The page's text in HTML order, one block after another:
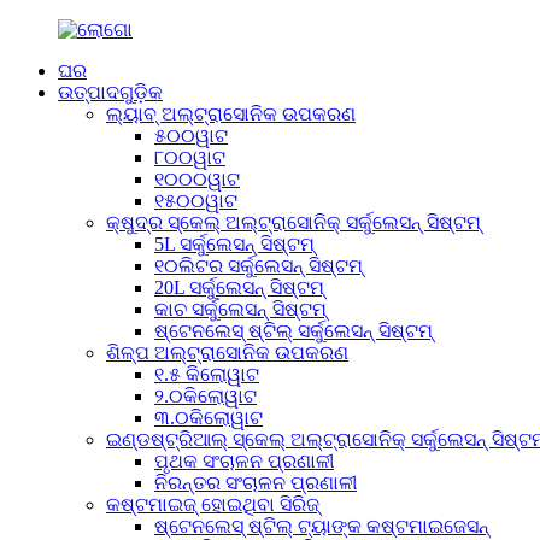
ଘର
ଉତ୍ପାଦଗୁଡ଼ିକ
ଲ୍ୟାବ୍ ଅଲ୍ଟ୍ରାସୋନିକ ଉପକରଣ
୫୦୦ୱାଟ
୮୦୦ୱାଟ
୧୦୦୦ୱାଟ
୧୫୦୦ୱାଟ
କ୍ଷୁଦ୍ର ସ୍କେଲ୍ ଅଲ୍ଟ୍ରାସୋନିକ୍ ସର୍କୁଲେସନ୍ ସିଷ୍ଟମ୍
5L ସର୍କୁଲେସନ୍ ସିଷ୍ଟମ୍
୧୦ଲିଟର ସର୍କୁଲେସନ୍ ସିଷ୍ଟମ୍
20L ସର୍କୁଲେସନ୍ ସିଷ୍ଟମ୍
କାଚ ସର୍କୁଲେସନ୍ ସିଷ୍ଟମ୍
ଷ୍ଟେନଲେସ୍ ଷ୍ଟିଲ୍ ସର୍କୁଲେସନ୍ ସିଷ୍ଟମ୍
ଶିଳ୍ପ ଅଲ୍ଟ୍ରାସୋନିକ ଉପକରଣ
୧.୫ କିଲୋୱାଟ
୨.୦କିଲୋୱାଟ
୩.୦କିଲୋୱାଟ
ଇଣ୍ଡଷ୍ଟ୍ରିଆଲ୍ ସ୍କେଲ୍ ଅଲ୍ଟ୍ରାସୋନିକ୍ ସର୍କୁଲେସନ୍
ପୃଥକ ସଂଚାଳନ ପ୍ରଣାଳୀ
ନିରନ୍ତର ସଂଚାଳନ ପ୍ରଣାଳୀ
କଷ୍ଟମାଇଜ୍ ହୋଇଥିବା ସିରିଜ୍
ଷ୍ଟେନଲେସ୍ ଷ୍ଟିଲ୍ ଟ୍ୟାଙ୍କ କଷ୍ଟମାଇଜେସନ୍